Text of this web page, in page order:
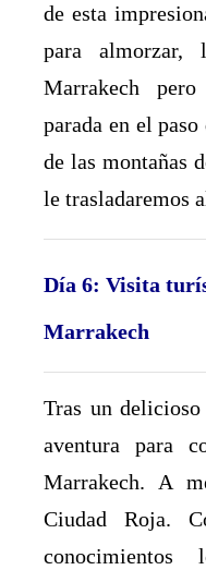
de esta
para almorzar,
Marrakech
parada en el
de las montañas
le trasladaremos
Día 6: Visita
Marrakech
Tras un
aventura para
Marrakech. A
Ciudad Roja.